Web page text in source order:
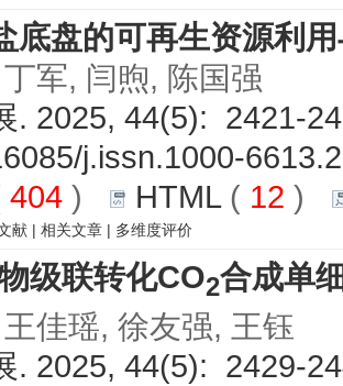
底盘的可再生资源利
军, 闫煦, 陈国强
. 2025, 44(5): 2421-
j.issn.1000-
404 ) HTML( 12 )
献 | 相关文章 | 多维度评价
级联转化CO2合成单
佳瑶, 徐友强, 王钰
. 2025, 44(5): 2429-